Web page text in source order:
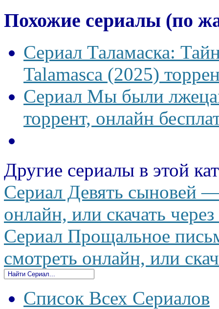
Похожие сериалы (по
Сериал Таламаска:
Talamasca (2025)
Сериал Мы были
торрент, онлайн
Другие сериалы в этой
Сериал Девять сыновей
онлайн, или скачать
Сериал Прощальное
смотреть онлайн, или
Список Всех Сериалов